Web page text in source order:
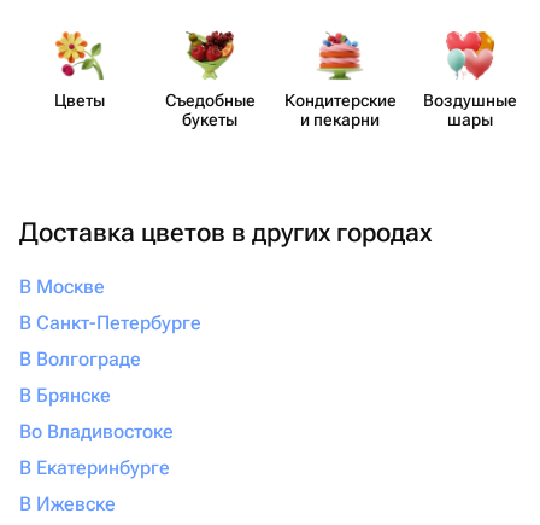
Цветы
Съедобные
букеты
Кондит​ерские
и пекарни
Воздушные
шары
Доставка цветов в других городах
В Москве
В Санкт-Петербурге
В Волгограде
В Брянске
Во Владивостоке
В Екатеринбурге
В Ижевске